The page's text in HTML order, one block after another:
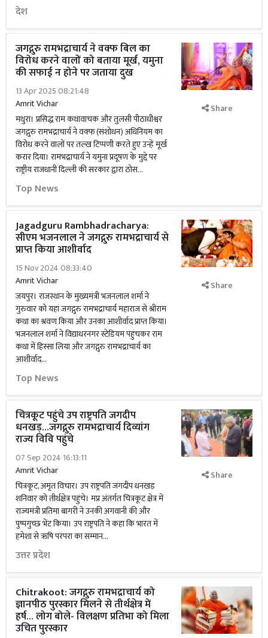
देश
जगद्गुरु रामभद्राचार्य ने वक्फ बिल का
विरोध करने वालों को बताया मूर्ख, यमुना
की सफाई न होने पर जताया दुख
13 Apr 2025 08:21:48
Amrit Vichar
मथुरा। प्रसिद्ध राम कथावाचक और तुलसी पीठाधीश्वर
जगद्गुरु रामभद्राचार्य ने वक्फ (संशोधन) अधिनियम का
विरोध करने वालों पर तल्ख टिप्पणी करते हुए उन्हें मूर्ख
करार दिया। रामभद्राचार्य ने यमुना प्रदूषण के मुद्दे पर
राष्ट्रीय राजधानी दिल्ली की सरकार द्वारा ठोस...
Top News
Share
Jagadguru Rambhadracharya:
सीएम भजनलाल ने जगद्गुरु रामभद्राचार्य से
प्राप्त किया आशीर्वाद
15 Nov 2024 08:33:40
Amrit Vichar
जयपुर। राजस्थान के मुख्यमंत्री भजनलाल शर्मा ने
गुरुवार को यहां जगद्गुरु रामभद्राचार्य महाराज से श्रीराम
कथा का श्रवण किया और उनका आशीर्वाद प्राप्त किया।
भजनलाल शर्मा ने विद्याधरनगर स्टेडियम पहुंचकर राम
कथा में हिस्सा लिया और जगद्गुरु रामभद्राचार्य का
आशीर्वाद...
Top News
Share
चित्रकूट पहुंचे उप राष्ट्रपति जगदीप
धनखड़...जगद्गुरु रामभद्राचार्य दिव्यांग
राज्य विवि पहुंचे
07 Sep 2024 16:13:11
Amrit Vichar
चित्रकूट, अमृत विचार। उप राष्ट्रपति जगदीप धनखड़
शनिवार को तीर्थक्षेत्र पहुंचे। मप्र अंतर्गत चित्रकूट क्षेत्र में
राज्यमंत्री प्रतिमा बागरी ने उनकी अगवानी की और
पुष्पगुच्छ भेंट किया। उप राष्ट्रपति ने कहा कि भारत में
हमेशा से ऋषि परंपरा का सम्मान...
उत्तर प्रदेश
Share
Chitrakoot: जगद्गुरु रामभद्राचार्य को
ज्ञानपीठ पुरस्कार मिलने से तीर्थक्षेत्र में
हर्ष... लोग बोले- विलक्षण प्रतिभा को मिला
उचित पुरस्कार